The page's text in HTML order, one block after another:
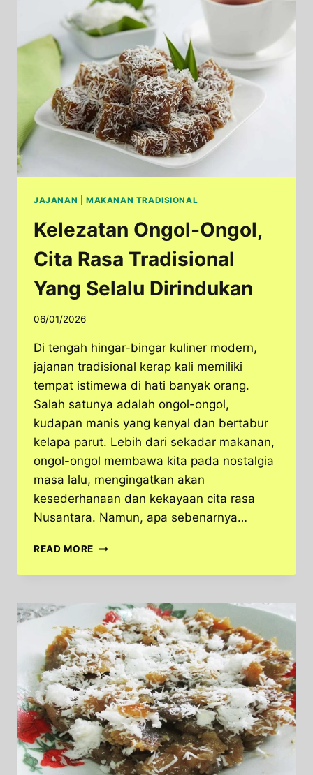
YANG
PENUH
SEJARAH
MAKNA
JAJANAN MAKANAN TRADISIONAL
Kelezatan Ongol-Ongol,
Cita Rasa Tradisional
Yang Selalu Dirindukan
06/01/2026
Di tengah hingar-bingar kuliner modern,
jajanan tradisional kerap kali memiliki
tempat istimewa di hati banyak orang.
Salah satunya adalah ongol-ongol,
kudapan manis yang kenyal dan bertabur
kelapa parut. Lebih dari sekadar makanan,
ongol-ongol membawa kita pada nostalgia
masa lalu, mengingatkan akan
kesederhanaan dan kekayaan cita rasa
Nusantara. Namun, apa sebenarnya…
READ MORE KELEZATAN
ONGOL,
RASA
TRADISIONAL
YANG
SELALU
DIRINDUKAN